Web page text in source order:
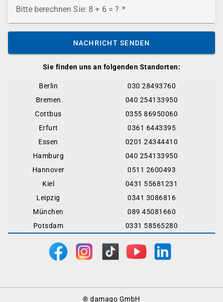
Sie finden uns an folgenden Standorten:
Berlin
030 28493760
Bremen
040 254133950
Cottbus
0355 86950060
Erfurt
0361 6443395
Essen
0201 24344410
Hamburg
040 254133950
Hannover
0511 2600493
Kiel
0431 55681231
Leipzig
0341 3086816
München
089 45081660
Potsdam
0331 58565280
Bitte berechnen Sie: 8 + 6 = ?
NACHRICHT SENDEN
® damago GmbH